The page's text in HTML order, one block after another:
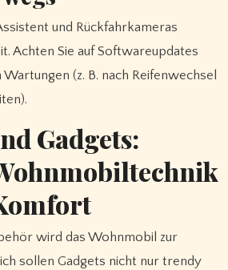
und Rückfahrkameras
Achten Sie auf Softwareupdates
(z. B. nach Reifenwechsel
Gadgets:
wird das Wohnmobil zur
sollen Gadgets nicht nur trendy